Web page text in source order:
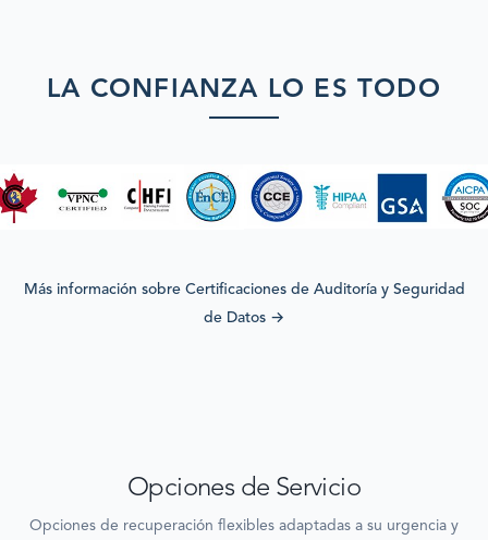
LA CONFIANZA LO ES TODO
Más información sobre Certificaciones de Auditoría y Seguridad
de Datos →
Opciones de Servicio
Opciones de recuperación flexibles adaptadas a su urgencia y